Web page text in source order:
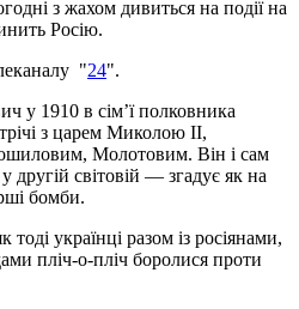
з жахом дивиться на події на
Росію.
"24".
у 1910 в сім’ї полковника
з царем Миколою II,
Молотовим. Він і сам
світовій — згадує як на
бомби.
українці разом із росіянами,
пліч-о-пліч боролися проти